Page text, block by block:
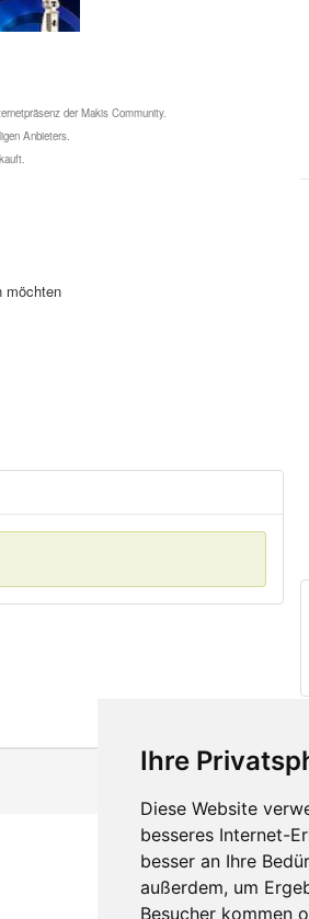
Ihre
Diese Website
besseres Internet-
besser an Ihre
außerdem, um
Besucher kommen
der Makis Community.
Anbieters.
möchten
Kontakt
Feedback
Fehler melden